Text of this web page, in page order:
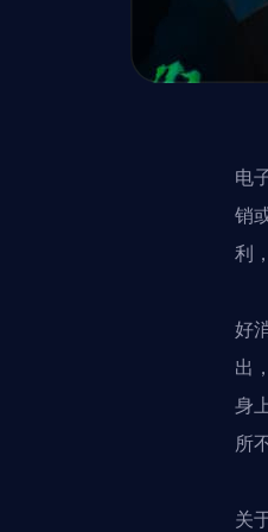
电
销
利
好
出
身
所
关